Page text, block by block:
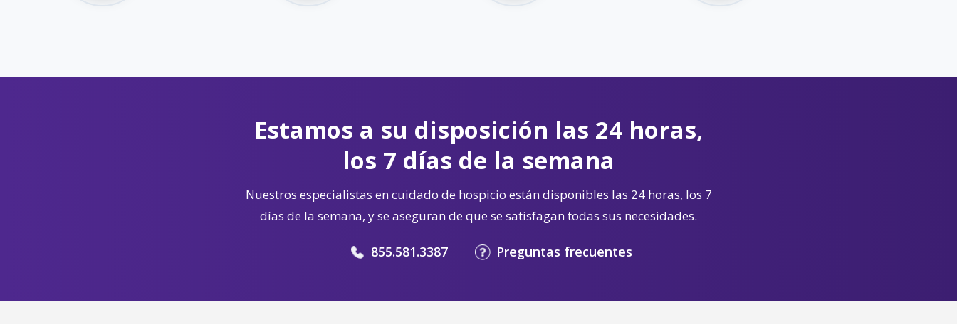
Estamos a su disposición las 24 horas,
los 7 días de la semana
Nuestros especialistas en cuidado de hospicio están disponibles las 24 horas, los 7
días de la semana, y se aseguran de que se satisfagan todas sus necesidades.
855.581.3387 Preguntas frecuentes